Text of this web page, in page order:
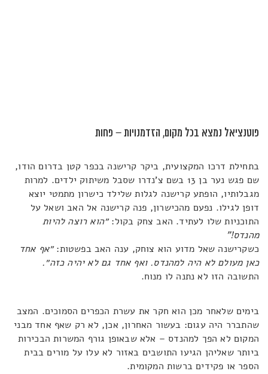
פוטנציאל נמצא בכל מקום, הזדמנויות – פחות
בתחילת דרכו המקצועית, ביקר קרישנה בכפר קטן בדרום הודו,
שם פגש נער בן 13 בשם צ'נדרו שסבל משיתוק ילדים. למרות
מגבלותיו, הופתע קרישנה לגלות שלילד כישרון מתמטי יוצא
דופן לגילו. נפעם מהכישרון, פנה קרישנה אל האב ושאל על
התוכניות שלו לעתיד. האב צחק בקול:״הוא רוצה להיות
מהנדס!"
כשקרישנה שאל מדוע הוא צוחק, ענה האב בפשטות:״אף אחד
כאן מעולם לא היה למהנדס. ואף אחד גם לא יהיה כזה״.
התשובה הזו לא נתנה לו מנוח.
בימים שלאחר מכן הוא חקר את עשרת הכפרים הסמוכים. המצב
שהתברר היה עגום: בעשור האחרון, אכן, לא רק שאף אחד מבני
המקום לא הפך למהנדס – אלא שבאופן גורף המשרות הבכירות
ביותר שאליהן הגיעו התושבים באזור לא עלו על מורים בבית
הספר או פקידים ברשות המקומית.